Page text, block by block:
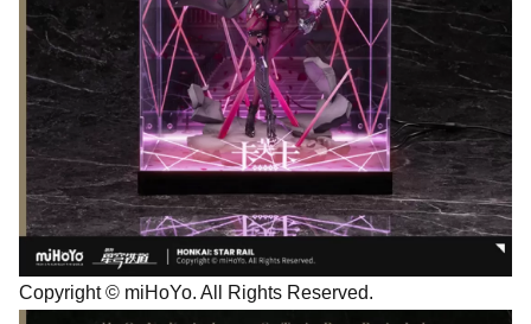
Copyright © miHoYo. All Rights Reserved.